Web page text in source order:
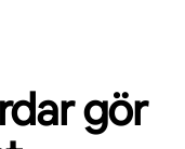
gör